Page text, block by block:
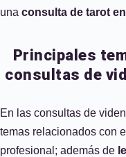
una consulta de tarot
Principales
consultas de
En las consultas de
temas relacionados con
profesional; además de